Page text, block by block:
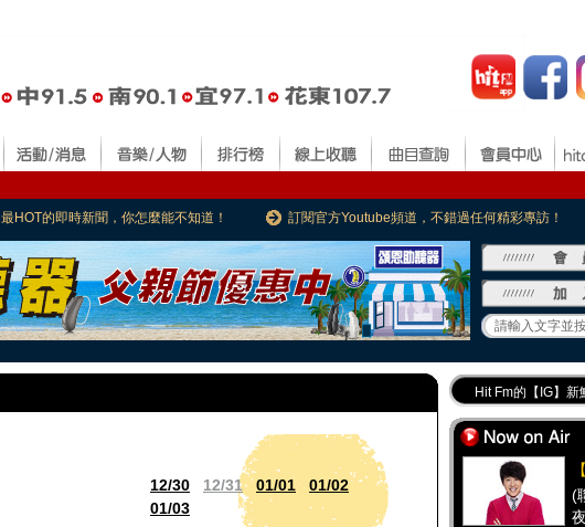
最HOT的即時新聞，你怎麼能不知道！ 訂閱官方Youtube頻道，不錯過任何精彩專訪！
12/30 12/31 01/01
01/02
01/03
Hit Fm的【IG】新
Hit Fm【FB臉書
最專業《DJ推薦
好康報報 最新優(